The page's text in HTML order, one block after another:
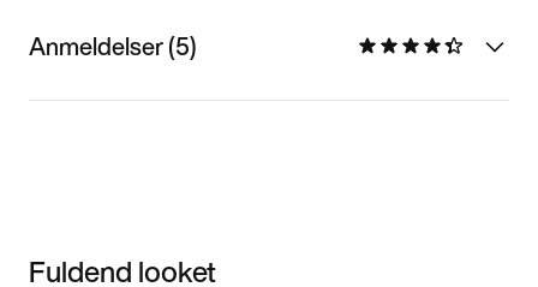
Anmeldelser (5)
Fuldend looket